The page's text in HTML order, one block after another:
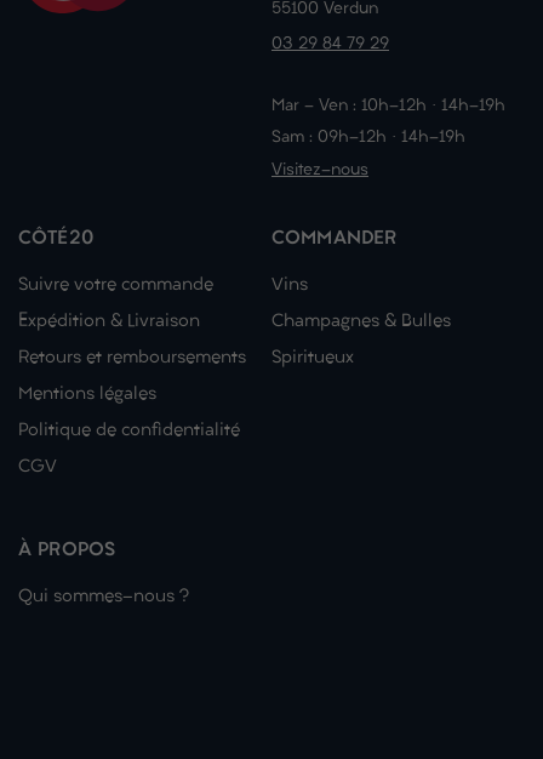
55100 Verdun
03 29 84 79 29
Mar - Ven : 10h-12h · 14h-19h
Sam : 09h-12h · 14h-19h
Visitez-nous
CÔTÉ20
Suivre votre commande
Expédition & Livraison
Retours et remboursements
Mentions légales
Politique de confidentialité
CGV
COMMANDER
Vins
Champagnes & Bulles
Spiritueux
À PROPOS
Qui sommes-nous ?